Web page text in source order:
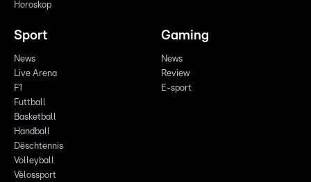
Horoskop
Sport
News
Live Arena
F1
Futtball
Basketball
Handball
Dëschtennis
Volleyball
Vëlossport
Gaming
News
Review
E-sport